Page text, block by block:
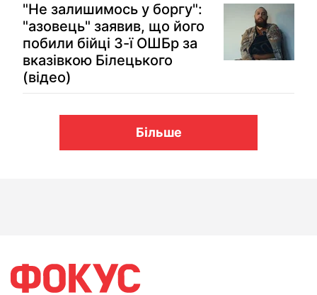
"Не залишимось у боргу":
"азовець" заявив, що його
побили бійці 3-ї ОШБр за
вказівкою Білецького
(відео)
Більше